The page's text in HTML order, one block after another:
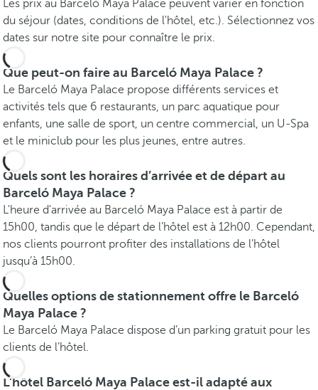
Les prix au Barceló Maya Palace peuvent varier en fonction
du séjour (dates, conditions de l'hôtel, etc.). Sélectionnez vos
dates sur notre site pour connaître le prix.
Que peut-on faire au Barceló Maya Palace ?
Le Barceló Maya Palace propose différents services et
activités tels que 6 restaurants, un parc aquatique pour
enfants, une salle de sport, un centre commercial, un U-Spa
et le miniclub pour les plus jeunes, entre autres.
Quels sont les horaires d’arrivée et de départ au
Barceló Maya Palace ?
L'heure d'arrivée au Barceló Maya Palace est à partir de
15h00, tandis que le départ de l’hôtel est à 12h00. Cependant,
nos clients pourront profiter des installations de l’hôtel
jusqu’à 15h00.
Quelles options de stationnement offre le Barceló
Maya Palace ?
Le Barceló Maya Palace dispose d’un parking gratuit pour les
clients de l’hôtel.
L'hôtel Barceló Maya Palace est-il adapté aux